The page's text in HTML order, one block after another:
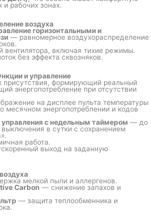
рабочих зонах.
воздуха
горизонтальными и
— равномерное воздухораспределение
вентилятора, включая тихие режимы.
без эффекта сквозняков.
и управление
присутствия, формирующий реальный
энергопотребление при отсутствии
на дисплее пульта температуры
месячном энергопотреблении и кодов
управления с недельным таймером — до
в сутки с сохранением
работа.
выход на заданную
мелкой пыли и аллергенов.
Carbon — снижение запахов и
— защита теплообменника и